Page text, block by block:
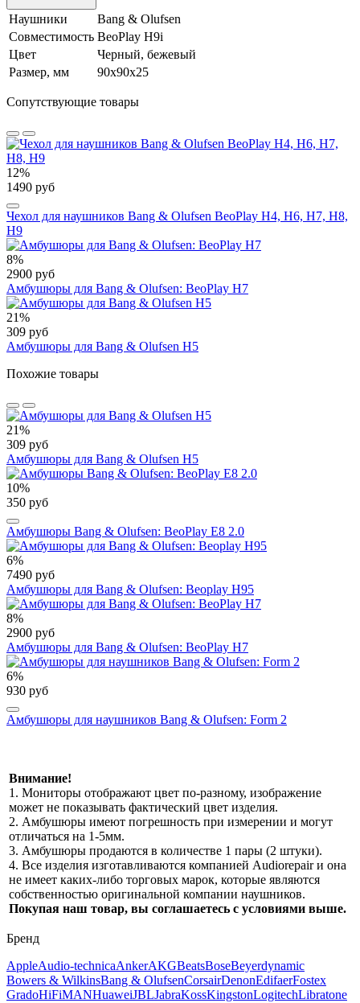
Наушники
Bang & Olufsen
Совместимость BeoPlay H9i
Цвет
Черный, бежевый
Размер, мм
90х90х25
Сопутствующие товары
12%
1490 руб
Чехол для наушников Bang & Olufsen BeoPlay H4, H6, H7, H8,
H9
8%
2900 руб
Амбушюры для Bang & Olufsen: BeoPlay H7
21%
309 руб
Амбушюры для Bang & Olufsen H5
Похожие товары
21%
309 руб
Амбушюры для Bang & Olufsen H5
10%
350 руб
Амбушюры Bang & Olufsen: BeoPlay E8 2.0
6%
7490 руб
Амбушюры для Bang & Olufsen: Beoplay H95
8%
2900 руб
Амбушюры для Bang & Olufsen: BeoPlay H7
6%
930 руб
Амбушюры для наушников Bang & Olufsen: Form 2
Внимание!
1. Мониторы отображают цвет по-разному, изображение
может не показывать фактический цвет изделия.
2. Амбушюры имеют погрешность при измерении и могут
отличаться на 1-5мм.
3. Амбушюры продаются в количестве 1 пары (2 штуки).
4. Все изделия изготавливаются компанией Audiorepair и она
не имеет каких-либо торговых марок, которые являются
собственностью оригинальной компании наушников.
Покупая наш товар, вы соглашаетесь с условиями выше.
Бренд
AppleAudio-technicaAnkerAKGBeatsBoseBeyerdynamic
Bowers & WilkinsBang & OlufsenCorsairDenonEdifaerFostex
GradoHiFiMANHuaweiJBLJabraKossKingstonLogitechLibratone